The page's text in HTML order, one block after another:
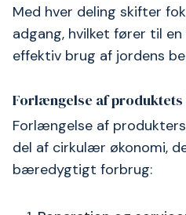
Med hver deling skifter
adgang, hvilket fører til
effektiv brug af jordens
Forlængelse af
Forlængelse af
del af cirkulær økonomi,
bæredygtigt forbrug: